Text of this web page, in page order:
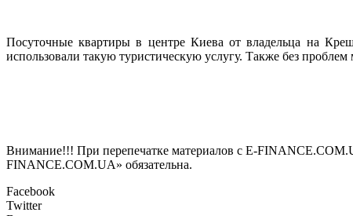
Посуточные квартиры в центре Киева от владельца на
использовали такую туристическую услугу. Также без
Внимание!!! При перепечатке материалов с E-
FINANCE.COM.UA» обязательна.
Facebook
Twitter